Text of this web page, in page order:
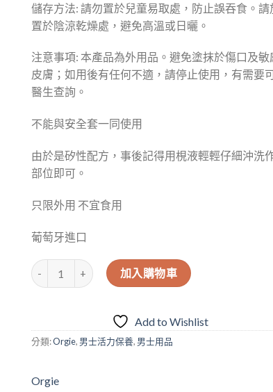
儲存方法: 請勿置於兒童易取處，防止誤吞食。請
置於陰涼乾燥處，避免高溫或日曬。
注意事項: 本產品為外用品。避免塗抹於傷口及敏
皮膚；如用後有任何不適，請停止使用，有需要
醫生查詢。
不能與安全套一同使用
由於是矽性配方，事後記得用梘液輕輕仔細沖洗
部位即可。
只限外用 不宜食用
葡萄牙進口
葡萄牙ORGIE Xtra Time Delay Serum 男士延時精華（
加入購物車
Add to Wishlist
分類:Orgie, 男士活力保養, 男士用品
Orgie